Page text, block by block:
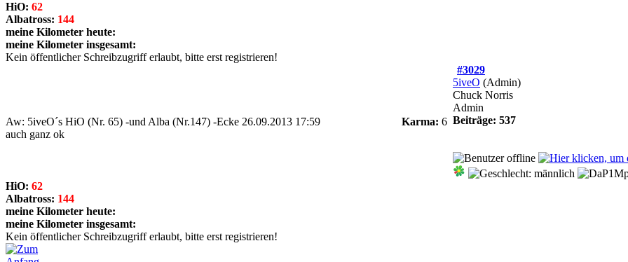
HiO: 62
Albatross: 144
meine Kilometer heute:
meine Kilometer insgesamt:
Kein öffentlicher Schreibzugriff erlaubt, bitte erst registrieren!
#3029
Aw: 5iveO´s HiO (Nr. 65) -und Alba (Nr.147) -Ecke 26.09.2013 17:59 Karma: 6
auch ganz ok
5iveO (Admin)
Chuck Norris
Admin
Beiträge: 537
HiO: 62
Albatross: 144
meine Kilometer heute:
meine Kilometer insgesamt:
Kein öffentlicher Schreibzugriff erlaubt, bitte erst registrieren!